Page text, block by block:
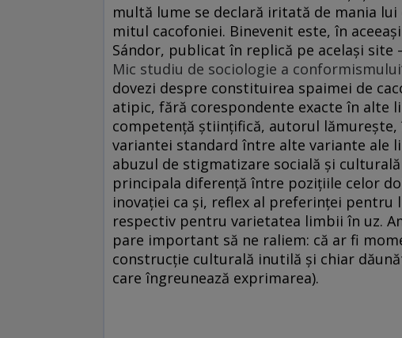
multă lume se declară iritată de mania
mitul cacofoniei. Binevenit este, în
Sándor, publicat în replică pe acelaşi site
Mic studiu de sociologie a
dovezi despre constituirea spaimei de
atipic, fără corespondente exacte în alte
competenţă științifică, autorul
variantei standard între alte variante ale
abuzul de stigmatizare socială şi
principala diferenţă între poziţiile celor
inovaţiei ca şi, reflex al preferinţei
respectiv pentru varietatea limbii în uz.
pare important să ne raliem: că ar fi
construcţie culturală inutilă şi chiar
care îngreunează exprimarea).